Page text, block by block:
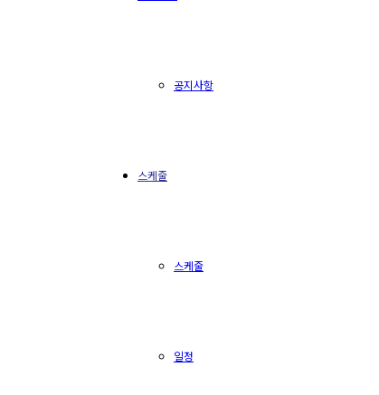
공지사항
스케줄
스케줄
일정